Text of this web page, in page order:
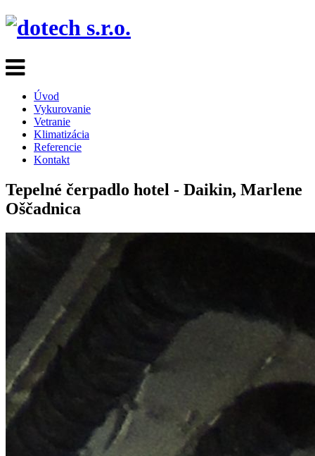
Úvod
Vykurovanie
Vetranie
Klimatizácia
Referencie
Kontakt
Tepelné čerpadlo hotel - Daikin, Marlene
Oščadnica